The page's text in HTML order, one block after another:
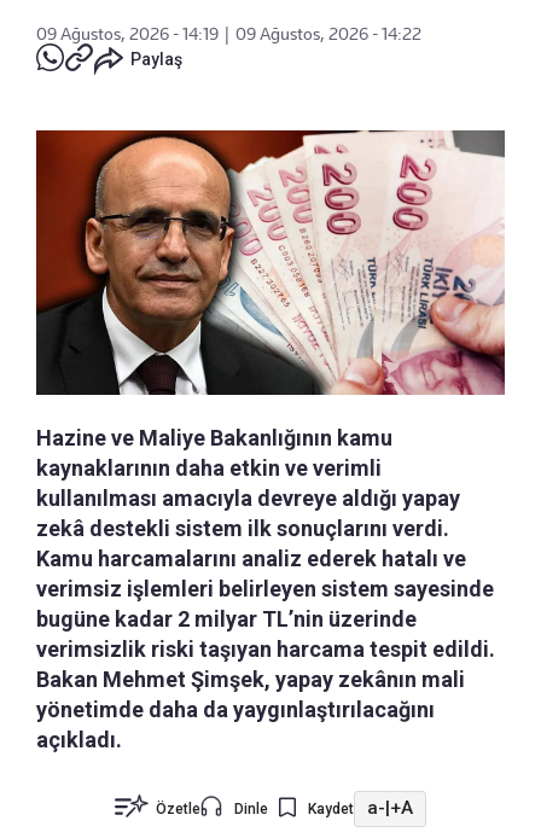
09 Ağustos, 2026 - 14:19
09 Ağustos, 2026 - 14:22
Paylaş
Hazine ve Maliye Bakanlığının kamu
kaynaklarının daha etkin ve verimli
kullanılması amacıyla devreye aldığı yapay
zekâ destekli sistem ilk sonuçlarını verdi.
Kamu harcamalarını analiz ederek hatalı ve
verimsiz işlemleri belirleyen sistem sayesinde
bugüne kadar 2 milyar TL’nin üzerinde
verimsizlik riski taşıyan harcama tespit edildi.
Bakan Mehmet Şimşek, yapay zekânın mali
yönetimde daha da yaygınlaştırılacağını
açıkladı.
Özetle Dinle Kaydet a-|+A